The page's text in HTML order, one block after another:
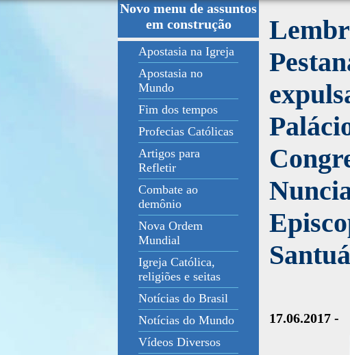
Fale Conosco
Novo menu de assuntos
em construção
Apostasia na Igreja
Apostasia no
Mundo
Fim dos tempos
Profecias Católicas
Artigos para
Refletir
Combate ao
demônio
Nova Ordem
Mundial
Igreja Católica,
religiões e seitas
Notícias do Brasil
Notícias do Mundo
Vídeos Diversos
17.06.2017 -